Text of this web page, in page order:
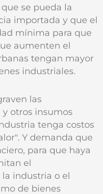
se pueda la
importada y que el
mínima para que
aumenten el
tengan mayor
industriales.
las
otros insumos
tenga costos
Y demanda que
para que haya
el
industria o el
de bienes